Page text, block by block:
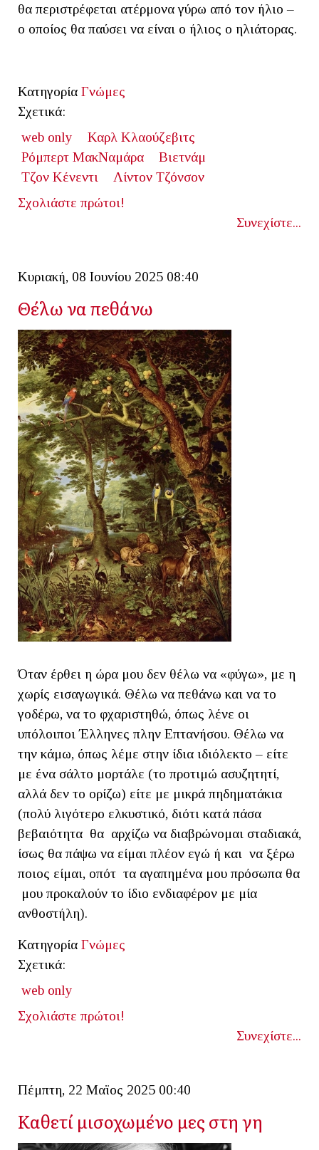
θα περιστρέφεται ατέρμονα γύρω από τον ήλιο –
ο οποίος θα παύσει να είναι ο ήλιος ο ηλιάτορας.
Κατηγορία Γνώμες
Σχετικά:
web only
Καρλ Κλαούζεβιτς
Ρόμπερτ ΜακΝαμάρα
Βιετνάμ
Τζον Κένεντι
Λίντον Τζόνσον
Σχολιάστε πρώτοι!
Συνεχίστε...
Κυριακή, 08 Ιουνίου 2025 08:40
Θέλω να πεθάνω
Όταν έρθει η ώρα μου δεν θέλω να «φύγω», με η
χωρίς εισαγωγικά. Θέλω να πεθάνω και να το
γοδέρω, να το φχαριστηθώ, όπως λένε οι
υπόλοιποι Έλληνες πλην Επτανήσου. Θέλω να
την κάμω, όπως λέμε στην ίδια ιδιόλεκτο – είτε
με ένα σάλτο μορτάλε (το προτιμώ ασυζητητί,
αλλά δεν το ορίζω) είτε με μικρά πηδηματάκια
(πολύ λιγότερο ελκυστικό, διότι κατά πάσα
βεβαιότητα θα αρχίζω να διαβρώνομαι σταδιακά,
ίσως θα πάψω να είμαι πλέον εγώ ή και να ξέρω
ποιος είμαι, οπότ τα αγαπημένα μου πρόσωπα θα
μου προκαλούν το ίδιο ενδιαφέρον με μία
ανθοστήλη).
Κατηγορία Γνώμες
Σχετικά:
web only
Σχολιάστε πρώτοι!
Συνεχίστε...
Πέμπτη, 22 Μαϊος 2025 00:40
Καθετί μισοχωμένο μες στη γη